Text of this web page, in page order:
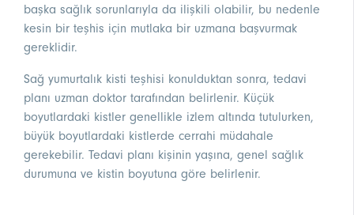
başka sağlık sorunlarıyla da ilişkili olabilir, bu nedenle
kesin bir teşhis için mutlaka bir uzmana başvurmak
gereklidir.
Sağ yumurtalık kisti teşhisi konulduktan sonra, tedavi
planı uzman doktor tarafından belirlenir. Küçük
boyutlardaki kistler genellikle izlem altında tutulurken,
büyük boyutlardaki kistlerde cerrahi müdahale
gerekebilir. Tedavi planı kişinin yaşına, genel sağlık
durumuna ve kistin boyutuna göre belirlenir.